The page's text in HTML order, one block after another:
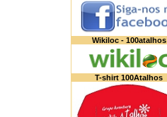
Wikiloc - 100atalhos
T-shirt 100Atalhos